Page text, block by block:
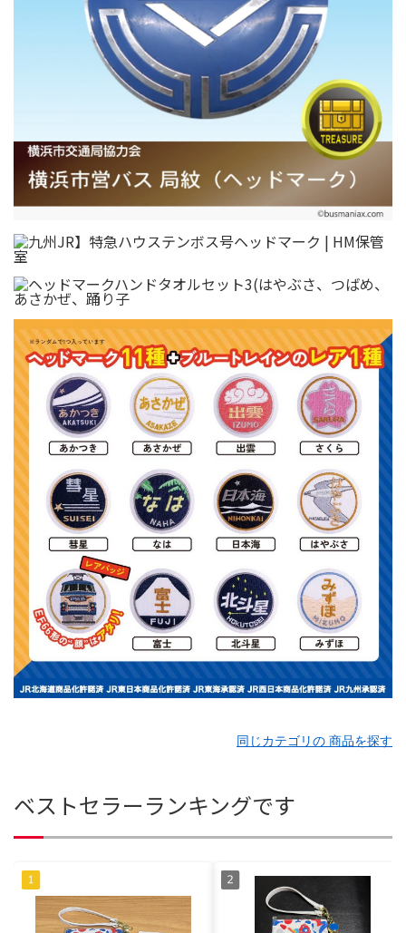
同じカテゴリの 商品を探す
ベストセラーランキングです